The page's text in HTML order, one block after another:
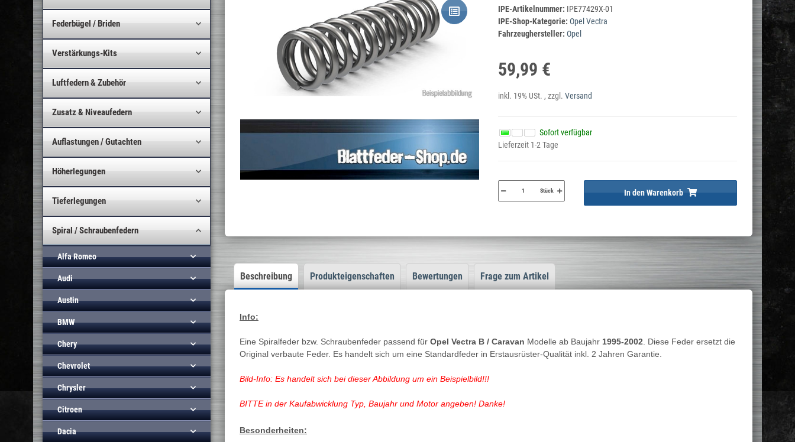
IPE-Artikelnummer: IPE77429X-01
IPE-Shop-Kategorie:Opel Vectra
Fahrzeughersteller: Opel
59,99 €
inkl. 19% USt. , zzgl.Versand
Sofort verfügbar
Lieferzeit 1-2 Tage
Stück In den Warenkorb
Beschreibung Produkteigenschaften Bewertungen Frage zum Artikel
Info:
Eine Spiralfeder bzw. Schraubenfeder passend für Opel Vectra B / Caravan Modelle ab Baujahr 1995-2002 . Diese Feder ersetzt die
Original verbaute Feder. Es handelt sich um eine Standardfeder in Erstausrüster-Qualität inkl. 2 Jahren Garantie.
Bild-Info: Es handelt sich bei dieser Abbildung um ein Beispielbild!!!
BITTE in der Kaufabwicklung Typ, Baujahr und Motor angeben! Danke!
Besonderheiten:
Federbügel / Briden
Verstärkungs-Kits
Luftfedern & Zubehör
Zusatz & Niveaufedern
Auflastungen / Gutachten
Höherlegungen
Tieferlegungen
Spiral / Schraubenfedern
Alfa Romeo
Audi
Austin
BMW
Chery
Chevrolet
Chrysler
Citroen
Dacia